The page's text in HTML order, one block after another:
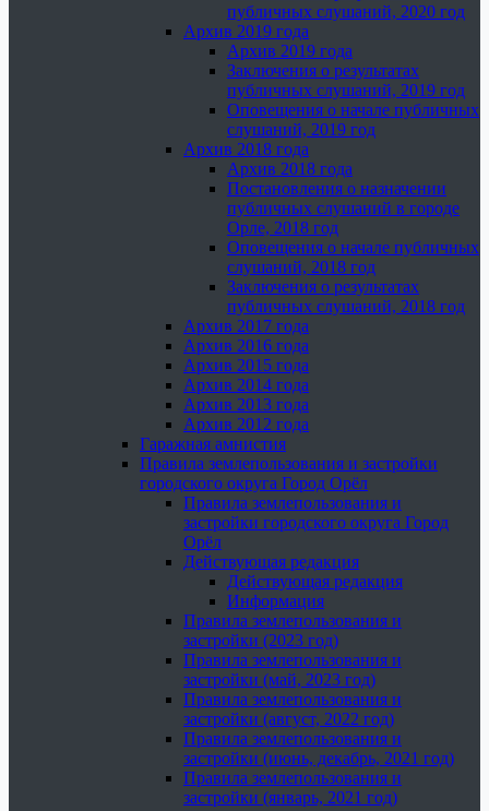
публичных слушаний, 2020 год
Архив 2019 года
Архив 2019 года
Заключения о результатах
публичных слушаний, 2019 год
Оповещения о начале публичных
слушаний, 2019 год
Архив 2018 года
Архив 2018 года
Постановления о назначении
публичных слушаний в городе
Орле, 2018 год
Оповещения о начале публичных
слушаний, 2018 год
Заключения о результатах
публичных слушаний, 2018 год
Архив 2017 года
Архив 2016 года
Архив 2015 года
Архив 2014 года
Архив 2013 года
Архив 2012 года
Гаражная амнистия
Правила землепользования и застройки
городского округа Город Орёл
Правила землепользования и
застройки городского округа Город
Орёл
Действующая редакция
Действующая редакция
Информация
Правила землепользования и
застройки (2023 год)
Правила землепользования и
застройки (май, 2023 год)
Правила землепользования и
застройки (август, 2022 год)
Правила землепользования и
застройки (июнь, декабрь, 2021 год)
Правила землепользования и
застройки (январь, 2021 год)